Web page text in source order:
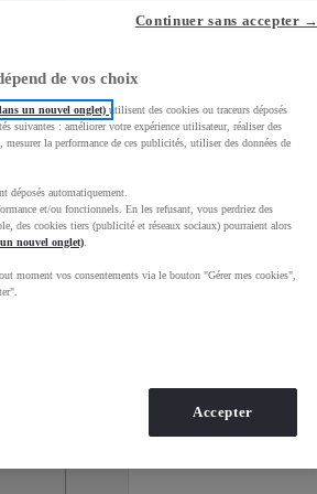
de vos choix
un nouvel onglet) utilisent des cookies ou traceurs déposés
suivantes : améliorer votre expérience utilisateur, réaliser des
la performance de ces publicités, utiliser des données de
déposés automatiquement.
et/ou fonctionnels. En les refusant, vous perdriez des
des cookies tiers (publicité et réseaux sociaux) pourraient alors
nouvel onglet)
moment vos consentements via le bouton "Gérer mes cookies",
Continuer sans accepter →
Accepter